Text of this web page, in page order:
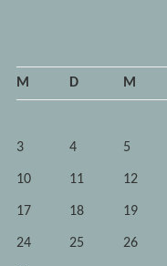
M D M
3 4 5
10 11 12
17 18 19
24 25 26